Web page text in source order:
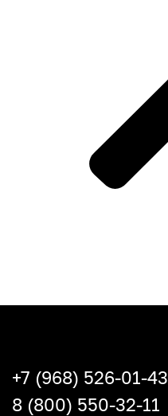
+7 (968) 526-01-43
8 (800) 550-32-11